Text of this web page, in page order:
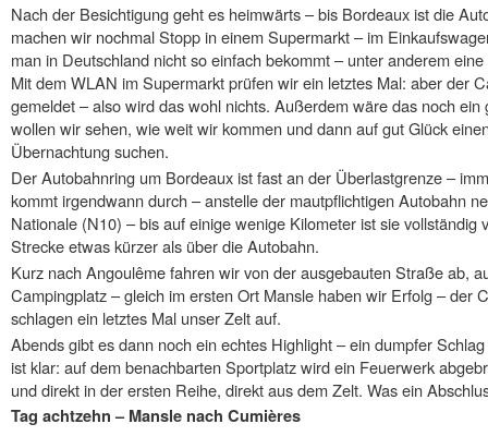
Nach der Besichtigung geht es heimwärts – bis Bordeaux ist die
machen wir nochmal Stopp in einem Supermarkt – im
man in Deutschland nicht so einfach bekommt – unter anderem
Mit dem WLAN im Supermarkt prüfen wir ein letztes Mal: aber der
gemeldet – also wird das wohl nichts. Außerdem wäre das noch
wollen wir sehen, wie weit wir kommen und dann auf gut Glück
Übernachtung suchen.
Der Autobahnring um Bordeaux ist fast an der Überlastgrenze –
kommt irgendwann durch – anstelle der mautpflichtigen Autobahn
Nationale (N10) – bis auf einige wenige Kilometer ist sie vollständig
Strecke etwas kürzer als über die Autobahn.
Kurz nach Angoulême fahren wir von der ausgebauten Straße ab,
Campingplatz – gleich im ersten Ort Mansle haben wir Erfolg – der
schlagen ein letztes Mal unser Zelt auf.
Abends gibt es dann noch ein echtes Highlight – ein dumpfer
ist klar: auf dem benachbarten Sportplatz wird ein Feuerwerk
und direkt in der ersten Reihe, direkt aus dem Zelt. Was ein
Tag achtzehn – Mansle nach Cumières